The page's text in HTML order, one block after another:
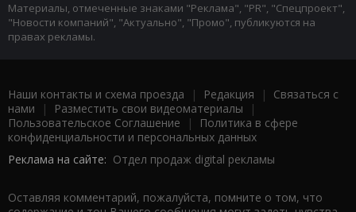
Материалы, отмеченные знаками "Реклама", "PR", "Спецпроект",
"Новости компаний", "Актуально", "Промо", публикуются на
правах рекламы.
Наши контакты и схема проезда | Редакция | Связаться с
нами | Разместить свои видеоматериалы |
Пользовательское Соглашение |
Политика в сфере
конфиденциальности и персональных данных
Реклама на сайте: Отдел продаж digital рекламы
Оставляя комментарий, пожалуйста, помните о том, что